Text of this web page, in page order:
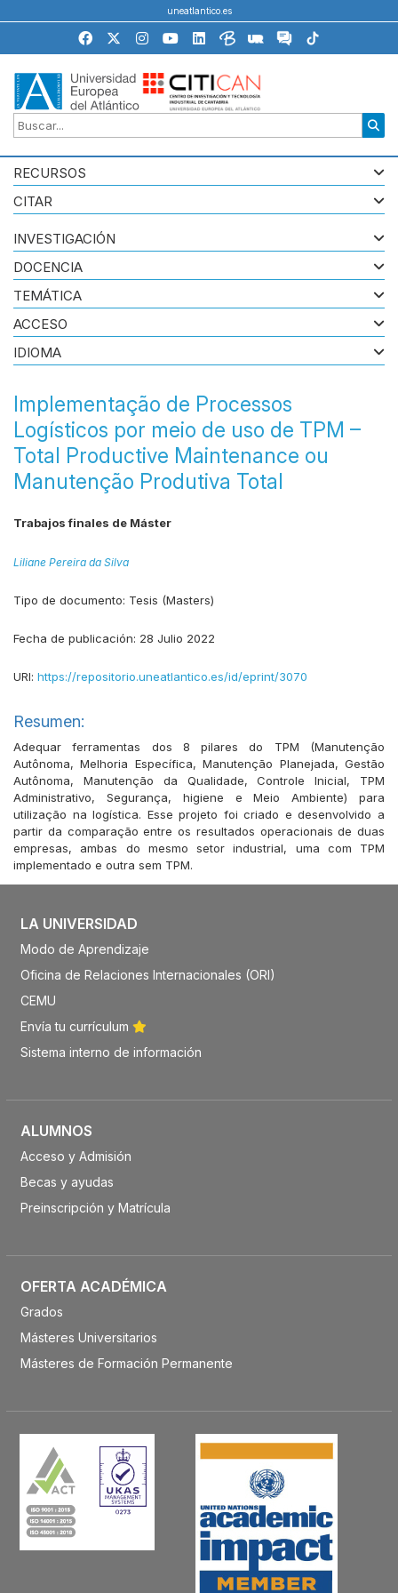
uneatlantico.es
RECURSOS
CITAR
Implementação de Processos
Logísticos por meio de uso de TPM –
Total Productive Maintenance ou
Manutenção Produtiva Total
Trabajos finales de Máster
Liliane Pereira da Silva
Tipo de documento: Tesis (Masters)
Fecha de publicación: 28 Julio 2022
URI: https://repositorio.uneatlantico.es/id/eprint/3070
Resumen:
Adequar ferramentas dos 8 pilares do TPM (Manutenção
Autônoma, Melhoria Específica, Manutenção Planejada, Gestão
Autônoma, Manutenção da Qualidade, Controle Inicial, TPM
Administrativo, Segurança, higiene e Meio Ambiente) para
utilização na logística. Esse projeto foi criado e desenvolvido a
partir da comparação entre os resultados operacionais de duas
empresas, ambas do mesmo setor industrial, uma com TPM
implementado e outra sem TPM.
INVESTIGACIÓN
DOCENCIA
TEMÁTICA
ACCESO
IDIOMA
LA UNIVERSIDAD
Modo de Aprendizaje
Oficina de Relaciones Internacionales (ORI)
CEMU
Envía tu currículum
Sistema interno de información
ALUMNOS
Acceso y Admisión
Becas y ayudas
Preinscripción y Matrícula
OFERTA ACADÉMICA
Grados
Másteres Universitarios
Másteres de Formación Permanente